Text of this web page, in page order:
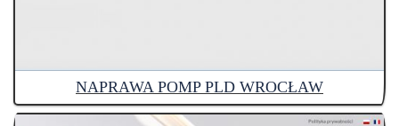
NAPRAWA POMP PLD WROCŁAW